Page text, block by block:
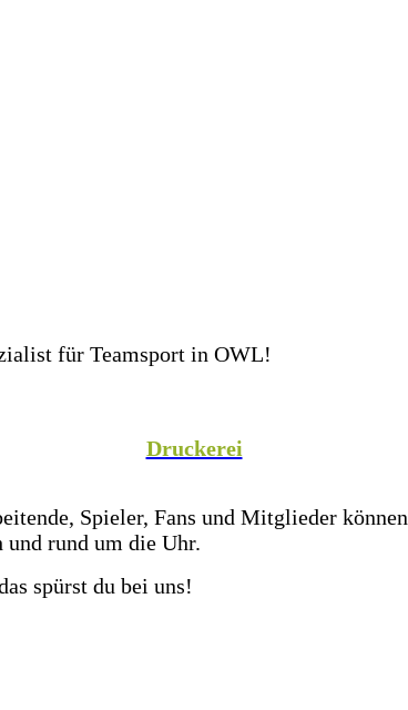
für Teamsport in OWL!
Druckerei
Spieler, Fans und Mitglieder
und rund um die Uhr.
spürst du bei uns!